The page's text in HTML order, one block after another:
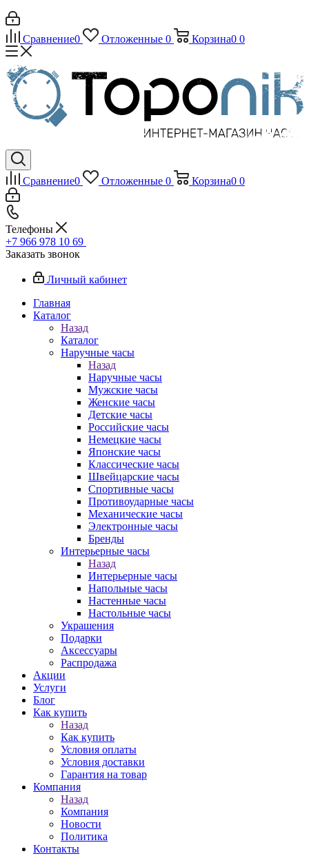
Сравнение0 Отложенные 0 Корзина0 0
Сравнение0 Отложенные 0 Корзина0 0
Телефоны
+7 966 978 10 69
Заказать звонок
Личный кабинет
Главная
Каталог
Назад
Каталог
Наручные часы
Назад
Наручные часы
Мужские часы
Женские часы
Детские часы
Российские часы
Немецкие часы
Японские часы
Классические часы
Швейцарские часы
Спортивные часы
Противоударные часы
Механические часы
Электронные часы
Бренды
Интерьерные часы
Назад
Интерьерные часы
Напольные часы
Настенные часы
Настольные часы
Украшения
Подарки
Аксессуары
Распродажа
Акции
Услуги
Блог
Как купить
Назад
Как купить
Условия оплаты
Условия доставки
Гарантия на товар
Компания
Назад
Компания
Новости
Политика
Контакты